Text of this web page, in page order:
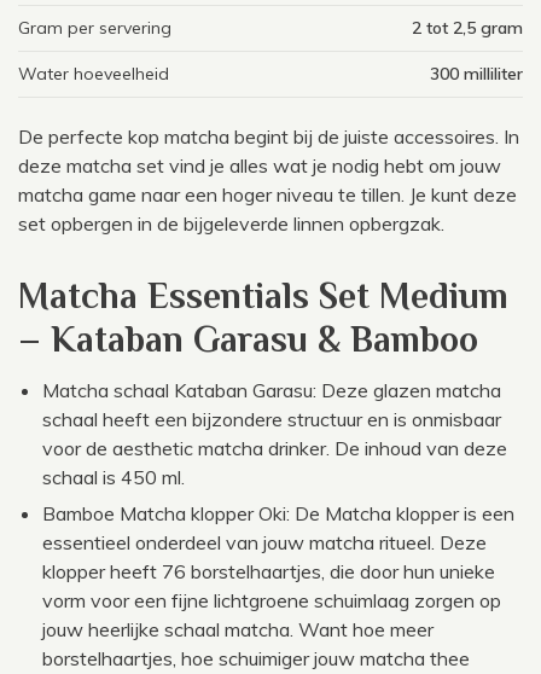
Gram per servering 2 tot 2,5 gram
Water hoeveelheid 300 milliliter
De perfecte kop matcha begint bij de juiste accessoires. In
deze matcha set vind je alles wat je nodig hebt om jouw
matcha game naar een hoger niveau te tillen. Je kunt deze
set opbergen in de bijgeleverde linnen opbergzak.
Matcha Essentials Set Medium
– Kataban Garasu & Bamboo
Matcha schaal Kataban Garasu: Deze glazen matcha
schaal heeft een bijzondere structuur en is onmisbaar
voor de aesthetic matcha drinker. De inhoud van deze
schaal is 450 ml.
Bamboe Matcha klopper Oki: De Matcha klopper is een
essentieel onderdeel van jouw matcha ritueel. Deze
klopper heeft 76 borstelhaartjes, die door hun unieke
vorm voor een fijne lichtgroene schuimlaag zorgen op
jouw heerlijke schaal matcha. Want hoe meer
borstelhaartjes, hoe schuimiger jouw matcha thee